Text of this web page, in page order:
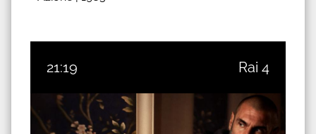
21:19 Rai 4